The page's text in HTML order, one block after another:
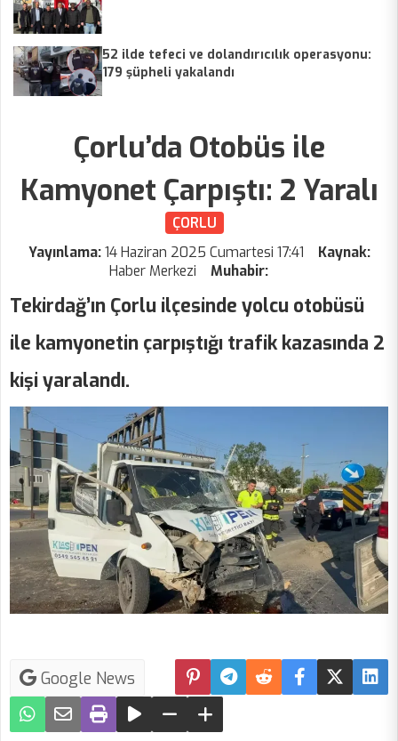
52 ilde tefeci ve dolandırıcılık operasyonu:
179 şüpheli yakalandı
Çorlu’da Otobüs ile
Kamyonet Çarpıştı: 2 Yaralı
ÇORLU
Yayınlama:14 Haziran 2025 Cumartesi 17:41
Kaynak:
Haber Merkezi
Muhabir:
Tekirdağ’ın Çorlu ilçesinde yolcu otobüsü
ile kamyonetin çarpıştığı trafik kazasında 2
kişi yaralandı.
Google News